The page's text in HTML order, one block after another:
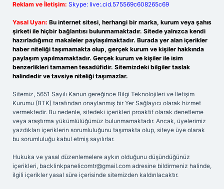
Reklam ve İletişim: Skype: live:.cid.575569c608265c69
Yasal Uyarı: Bu internet sitesi, herhangi bir marka, kurum veya şahıs
şirketi ile hiçbir bağlantısı bulunmamaktadır. Sitede yalnızca kendi
hazırladığımız makaleler paylaşılmaktadır. Burada yer alan içerikler
haber niteliği taşımamakta olup, gerçek kurum ve kişiler hakkında
paylaşım yapılmamaktadır. Gerçek kurum ve kişiler ile isim
benzerlikleri tamamen tesadüfidir. Sitemizdeki bilgiler taslak
halindedir ve tavsiye niteliği taşımazlar.
Sitemiz, 5651 Sayılı Kanun gereğince Bilgi Teknolojileri ve İletişim
Kurumu (BTK) tarafından onaylanmış bir Yer Sağlayıcı olarak hizmet
vermektedir. Bu nedenle, sitedeki içerikleri proaktif olarak denetleme
veya araştırma yükümlülüğümüz bulunmamaktadır. Ancak, üyelerimiz
yazdıkları içeriklerin sorumluluğunu taşımakta olup, siteye üye olarak
bu sorumluluğu kabul etmiş sayılırlar.
Hukuka ve yasal düzenlemelere aykırı olduğunu düşündüğünüz
içerikleri, backlinkpanelicomtr@gmail.com adresine bildirmeniz halinde,
ilgili içerikler yasal süre içerisinde sitemizden kaldırılacaktır.